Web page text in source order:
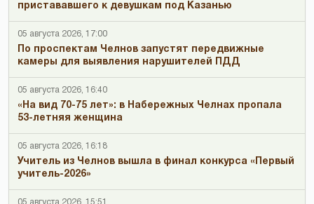
пристававшего к девушкам под Казанью
05 августа 2026, 17:00
По проспектам Челнов запустят передвижные
камеры для выявления нарушителей ПДД
05 августа 2026, 16:40
«На вид 70-75 лет»: в Набережных Челнах пропала
53-летняя женщина
05 августа 2026, 16:18
Учитель из Челнов вышла в финал конкурса «Первый
учитель-2026»
05 августа 2026, 15:51